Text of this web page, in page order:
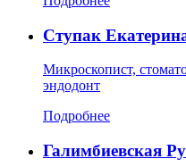
Ступак
Микроскопист,
эндодонт
Подробнее
Галимбиевская